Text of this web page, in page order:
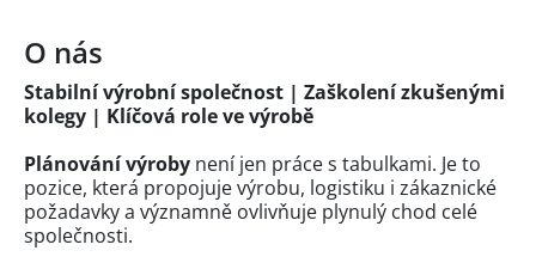
O nás
Stabilní výrobní společnost | Zaškolení zkušenými
kolegy | Klíčová role ve výrobě
Plánování výroby není jen práce s tabulkami. Je to
pozice, která propojuje výrobu, logistiku i zákaznické
požadavky a významně ovlivňuje plynulý chod celé
společnosti.